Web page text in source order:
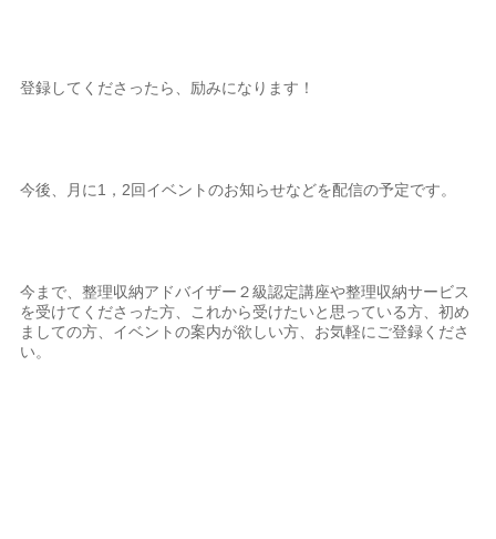
登録してくださったら、励みになります！
今後、月に1，2回イベントのお知らせなどを配信の予定です。
今まで、整理収納アドバイザー２級認定講座や整理収納サービス
を受けてくださった方、これから受けたいと思っている方、初め
ましての方、イベントの案内が欲しい方、お気軽にご登録くださ
い。